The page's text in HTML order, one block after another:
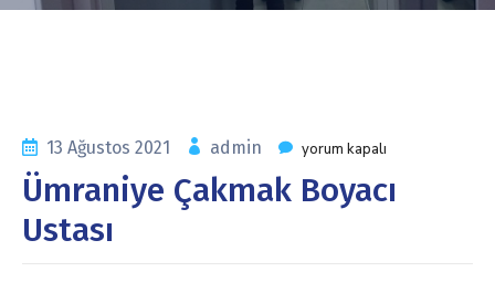
13 Ağustos 2021 admin yorum kapalı
Ümraniye Çakmak Boyacı
Ustası